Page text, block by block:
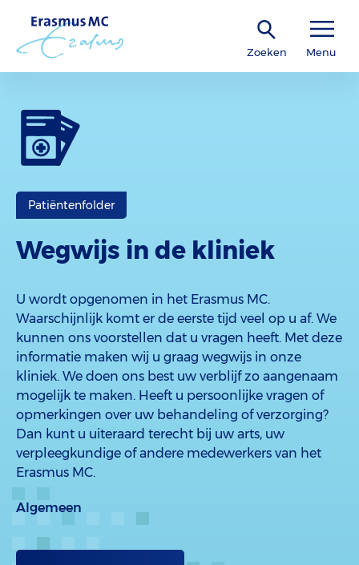
Zoeken Menu
Patiëntenfolder
Wegwijs in de kliniek
U wordt opgenomen in het Erasmus MC.
Waarschijnlijk komt er de eerste tijd veel op u af. We
kunnen ons voorstellen dat u vragen heeft. Met deze
informatie maken wij u graag wegwijs in onze
kliniek. We doen ons best uw verblijf zo aangenaam
mogelijk te maken. Heeft u persoonlijke vragen of
opmerkingen over uw behandeling of verzorging?
Dan kunt u uiteraard terecht bij uw arts, uw
verpleegkundige of andere medewerkers van het
Erasmus MC.
Algemeen